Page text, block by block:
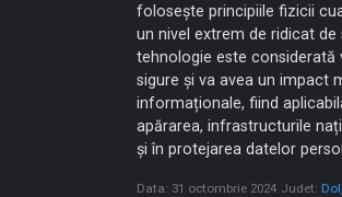
folosește principiile fizicii
un nivel extrem de ridicat
tehnologie este
sigure și va avea un impact
informaționale, fiind
apărarea, infrastructurile
și în protejarea datelor
Data: 31 octombrie 2024 Judet: Dolj